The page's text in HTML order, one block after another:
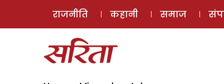
राजनीति कहानी समाज